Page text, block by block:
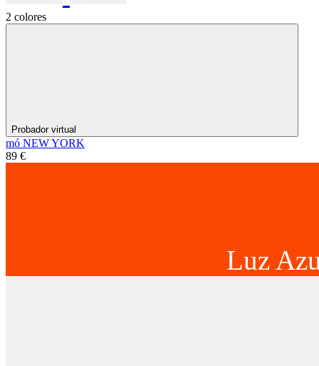
2 colores
Probador virtual
mó NEW YORK
89 €
Luz